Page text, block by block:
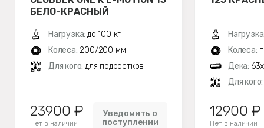
БЕЛО-КРАСНЫЙ
Нагрузка: до 100 кг
Колеса: 200/200 мм
Для кого: для подростков
23900 ₽
Нет в наличии
Уведомить о
поступлении
Колеса:
Дека:
Для кого:
12900 ₽
Нет в наличии